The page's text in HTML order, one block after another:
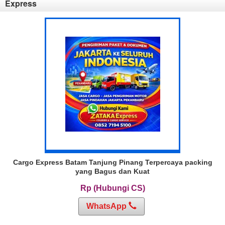
Express
Cargo Express Batam Tanjung Pinang Terpercaya packing
yang Bagus dan Kuat
Rp (Hubungi CS)
WhatsApp